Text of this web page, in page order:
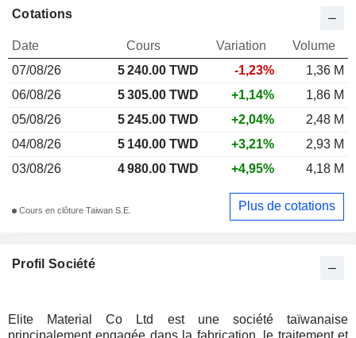
Profil Société
Elite Material Co Ltd est une société taïwanaise
principalement engagée dans la fabrication, le traitement et
Cotations
Date Cours Variation
Volume
07/08/26
5 240.00 TWD -1,23%
1,36 M
06/08/26
5 305.00 TWD +1,14%
1,86 M
05/08/26
5 245.00 TWD +2,04%
2,48 M
04/08/26
5 140.00 TWD +3,21%
2,93 M
03/08/26
4 980.00 TWD +4,95% 4,18 M
Cours en clôture Taiwan S.E. Plus de cotations